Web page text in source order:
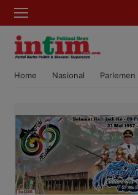
Home Nasional Parlemen